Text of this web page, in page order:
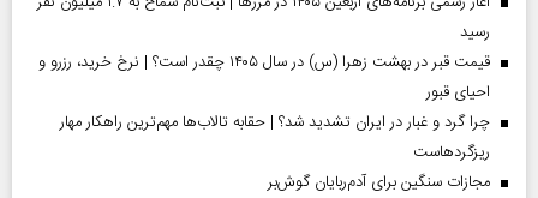
رسید
قیمت قبر در بهشت زهرا (س) در سال ۱۴۰۵ چقدر است؟ | نرخ خرید، رزرو و
احیای قبور
چرا گرد و غبار در ایران تشدید شد؟ | حقابه تالاب‌ها مهم‌ترین راهکار مهار
ریزگردهاست
مجازات سنگین برای آدم‌ربایان گوش‌بر